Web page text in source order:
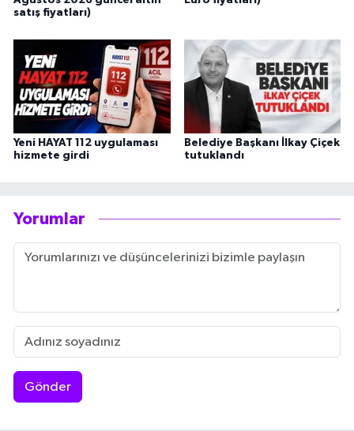
satış fiyatları)
Yeni HAYAT 112 uygulaması
hizmete girdi
Belediye Başkanı İlkay Çiçek
tutuklandı
Yorumlar
Gönder